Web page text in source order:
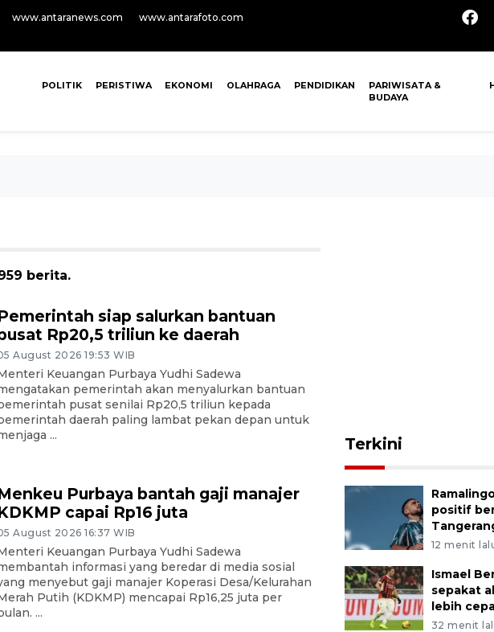
www.antaranews.com www.antarafoto.com
POLITIK PERISTIWA EKONOMI OLAHRAGA PENDIDIKAN
PARIWISATA &
BUDAYA
berita.
siap salurkan bantuan
Rp20,5 triliun ke daerah
August 2026 19:53 WIB
Keuangan Purbaya Yudhi Sadewa
pemerintah akan menyalurkan bantuan
pusat senilai Rp20,5 triliun kepada
daerah paling lambat pekan depan untuk
...
Purbaya bantah gaji manajer
capai Rp16 juta
August 2026 16:37 WIB
Keuangan Purbaya Yudhi Sadewa
informasi yang beredar di media sosial
menyebut gaji manajer Koperasi Desa/Kelurahan
Putih (KDKMP) mencapai Rp16,25 juta per
...
Terkini
positif
12 menit
Ismael
sepakat
lebih
32 menit